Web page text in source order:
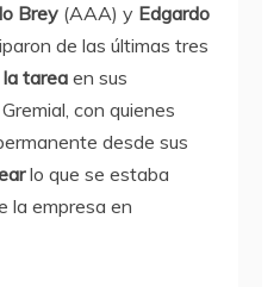
Brey (AAA) y Edgardo
de las últimas tres
tarea en sus
con quienes
desde sus
lo que se estaba
la empresa en